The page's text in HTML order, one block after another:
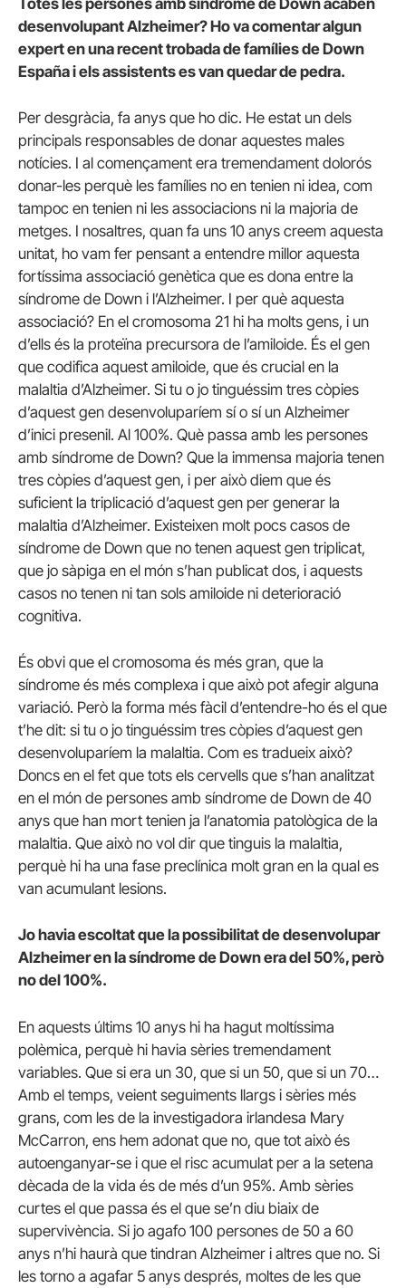
desenvolupant Alzheimer? Ho va comentar algun
expert en una recent trobada de famílies de Down
España i els assistents es van quedar de pedra.
Per desgràcia, fa anys que ho dic. He estat un dels
principals responsables de donar aquestes males
notícies. I al començament era tremendament dolorós
donar-les perquè les famílies no en tenien ni idea, com
tampoc en tenien ni les associacions ni la majoria de
metges. I nosaltres, quan fa uns 10 anys creem aquesta
unitat, ho vam fer pensant a entendre millor aquesta
fortíssima associació genètica que es dona entre la
síndrome de Down i l’Alzheimer. I per què aquesta
associació? En el cromosoma 21 hi ha molts gens, i un
d’ells és la proteïna precursora de l’amiloide. És el gen
que codifica aquest amiloide, que és crucial en la
malaltia d’Alzheimer. Si tu o jo tinguéssim tres còpies
d’aquest gen desenvoluparíem sí o sí un Alzheimer
d’inici presenil. Al 100%. Què passa amb les persones
amb síndrome de Down? Que la immensa majoria tenen
tres còpies d’aquest gen, i per això diem que és
suficient la triplicació d’aquest gen per generar la
malaltia d’Alzheimer. Existeixen molt pocs casos de
síndrome de Down que no tenen aquest gen triplicat,
que jo sàpiga en el món s’han publicat dos, i aquests
casos no tenen ni tan sols amiloide ni deterioració
cognitiva.
És obvi que el cromosoma és més gran, que la
síndrome és més complexa i que això pot afegir alguna
variació. Però la forma més fàcil d’entendre-ho és el que
t’he dit: si tu o jo tinguéssim tres còpies d’aquest gen
desenvoluparíem la malaltia. Com es tradueix això?
Doncs en el fet que tots els cervells que s’han analitzat
en el món de persones amb síndrome de Down de 40
anys que han mort tenien ja l’anatomia patològica de la
malaltia. Que això no vol dir que tinguis la malaltia,
perquè hi ha una fase preclínica molt gran en la qual es
van acumulant lesions.
Jo havia escoltat que la possibilitat de desenvolupar
Alzheimer en la síndrome de Down era del 50%, però
no del 100%.
En aquests últims 10 anys hi ha hagut moltíssima
polèmica, perquè hi havia sèries tremendament
variables. Que si era un 30, que si un 50, que si un 70…
Amb el temps, veient seguiments llargs i sèries més
grans, com les de la investigadora irlandesa Mary
McCarron, ens hem adonat que no, que tot això és
autoenganyar-se i que el risc acumulat per a la setena
dècada de la vida és de més d’un 95%. Amb sèries
curtes el que passa és el que se’n diu biaix de
supervivència. Si jo agafo 100 persones de 50 a 60
anys n’hi haurà que tindran Alzheimer i altres que no. Si
les torno a agafar 5 anys després, moltes de les que